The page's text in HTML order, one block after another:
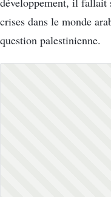
crises dans le monde
question palestinienne.